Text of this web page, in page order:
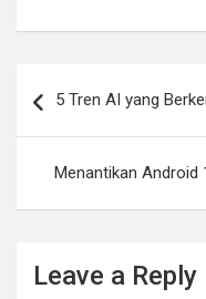
navigation
5 Tren AI yang
Menantikan Android
Leave a Reply